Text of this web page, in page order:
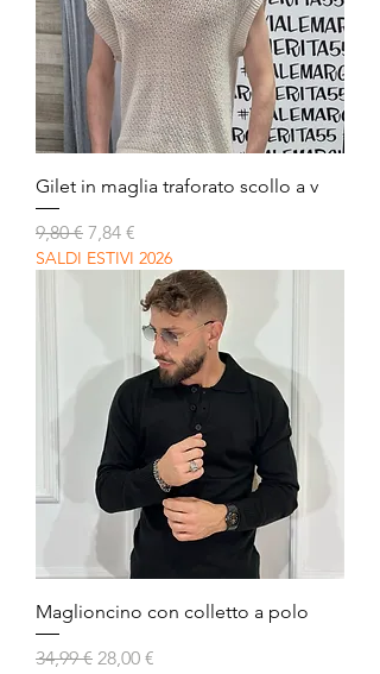
Gilet in maglia traforato scollo a v
Prezzo regolare
9,80 € Prezzo scontato
7,84 €
SALDI ESTIVI 2026
Maglioncino con colletto a polo
Prezzo regolare
34,99 € Prezzo scontato
28,00 €